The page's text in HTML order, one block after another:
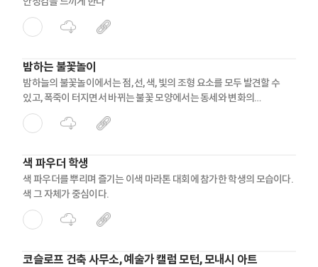
밤하는 불꽃놀이
밤하늘의 불꽃놀이에서는 점, 선, 색, 빛의 조형 요소를 모두 발견할 수
있고, 폭죽이 터지면서 바뀌는 불꽃 모양에서는 동세와 변화의
아름다움을 느낄 수 있다
색 파우더 학생
색 파우더를 뿌리며 즐기는 이색 마라톤 대회에 참가한 학생의 모습이다.
색 그 자체가 중심이다.
코슬로프 건축 사무소, 예술가 캘럼 모턴, 모내시 아트